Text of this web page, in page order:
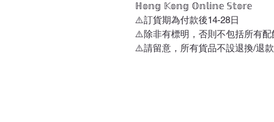
ℍ𝕠𝕟𝕘 𝕂𝕠𝕟𝕘 𝕆𝕟𝕝𝕚𝕟𝕖 𝕊𝕥𝕠𝕣𝕖
⚠️訂貨期為付款後14-28日
⚠️除非有標明，否則不包括所有配
⚠️請留意，所有貨品不設退換/退款